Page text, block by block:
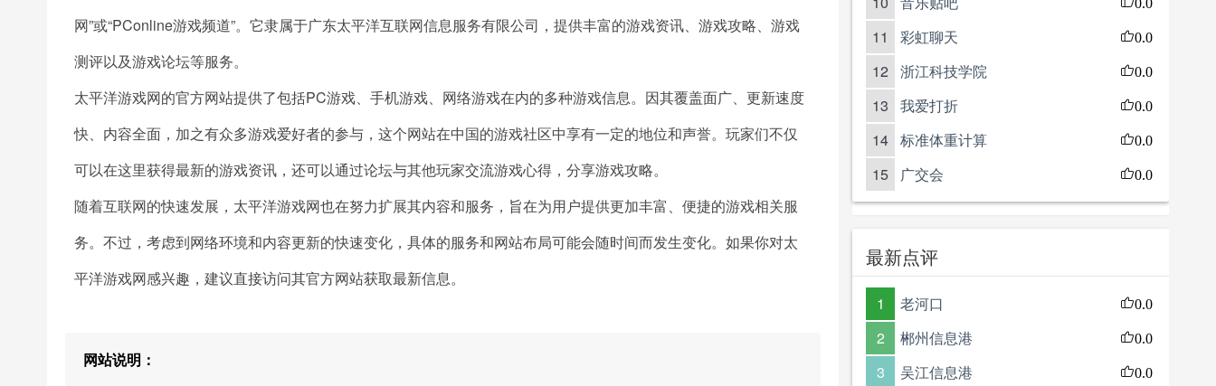
网”或“PConline游戏频道”。它隶属于广东太平洋互联网信息服务有限公司，提供丰富的游戏资讯、游戏攻略、游戏
测评以及游戏论坛等服务。
太平洋游戏网的官方网站提供了包括PC游戏、手机游戏、网络游戏在内的多种游戏信息。因其覆盖面广、更新速度
快、内容全面，加之有众多游戏爱好者的参与，这个网站在中国的游戏社区中享有一定的地位和声誉。玩家们不仅
可以在这里获得最新的游戏资讯，还可以通过论坛与其他玩家交流游戏心得，分享游戏攻略。
随着互联网的快速发展，太平洋游戏网也在努力扩展其内容和服务，旨在为用户提供更加丰富、便捷的游戏相关服
务。不过，考虑到网络环境和内容更新的快速变化，具体的服务和网站布局可能会随时间而发生变化。如果你对太
平洋游戏网感兴趣，建议直接访问其官方网站获取最新信息。
网站说明：
11 彩虹聊天 0.0
12 浙江科技学院 0.0
13 我爱打折 0.0
14 标准体重计算 0.0
15 广交会 0.0
最新点评
1 老河口 0.0
2 郴州信息港 0.0
3 吴江信息港 0.0